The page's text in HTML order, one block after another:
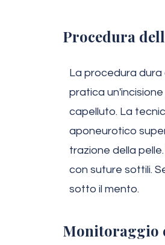
Procedura
La procedura dura
pratica
capelluto. La
aponeurotico
trazione della
con suture sottili.
sotto il mento.
Monitoraggio